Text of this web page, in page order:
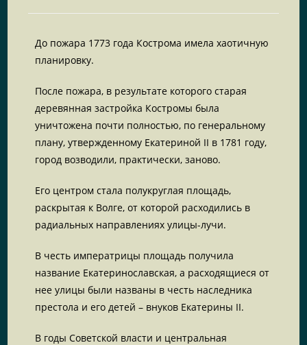
До пожара 1773 года Кострома имела хаотичную
планировку.
После пожара, в результате которого старая
деревянная застройка Костромы была
уничтожена почти полностью, по генеральному
плану, утвержденному Екатериной II в 1781 году,
город возводили, практически, заново.
Его центром стала полукруглая площадь,
раскрытая к Волге, от которой расходились в
радиальных направлениях улицы-лучи.
В честь императрицы площадь получила
название Екатеринославская, а расходящиеся от
нее улицы были названы в честь наследника
престола и его детей – внуков Екатерины II.
В годы Советской власти и центральная